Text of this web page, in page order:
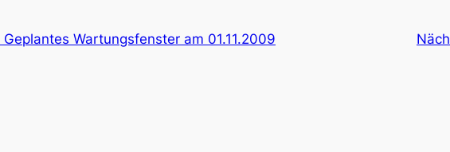
Geplantes Wartungsfenster am 01.11.2009